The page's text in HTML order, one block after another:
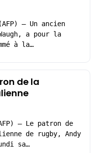
– Un ancien
a pour la
à la…
de la
– Le patron de
de rugby, Andy
sa…